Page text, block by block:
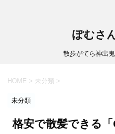
ぽむさ
散歩がてら神出
HOME > 未分類 >
未分類
格安で散髪できる